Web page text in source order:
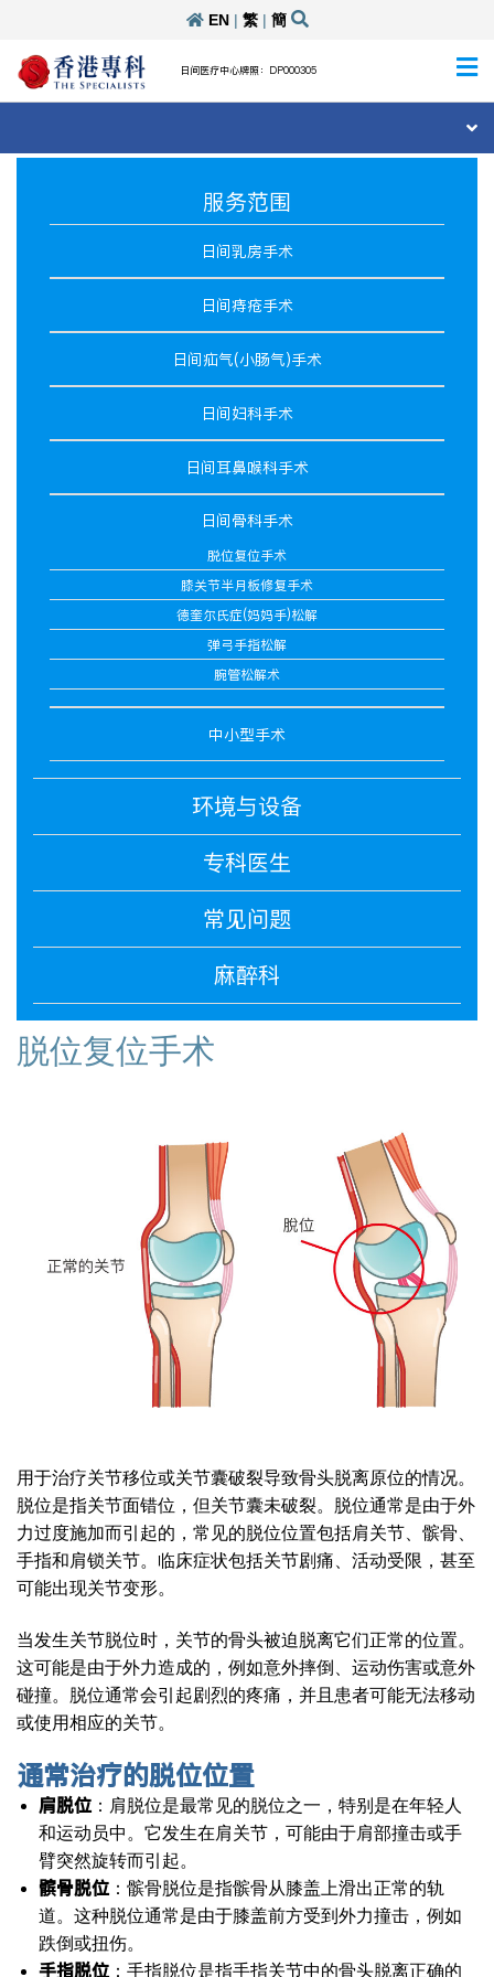
EN| 繁| 簡
日间医疗中心牌照：DP000305
服务范围
日间乳房手术
日间痔疮手术
日间疝气(小肠气)手术
日间妇科手术
日间耳鼻喉科手术
日间骨科手术
脱位复位手术
膝关节半月板修复手术
德奎尔氏症(妈妈手)松解
弹弓手指松解
腕管松解术
中小型手术
环境与设备
专科医生
常见问题
麻醉科
脱位复位手术
用于治疗关节移位或关节囊破裂导致骨头脱离原位的情况。
脱位是指关节面错位，但关节囊未破裂。脱位通常是由于外
力过度施加而引起的，常见的脱位位置包括肩关节、髌骨、
手指和肩锁关节。临床症状包括关节剧痛、活动受限，甚至
可能出现关节变形。
当发生关节脱位时，关节的骨头被迫脱离它们正常的位置。
这可能是由于外力造成的，例如意外摔倒、运动伤害或意外
碰撞。脱位通常会引起剧烈的疼痛，并且患者可能无法移动
或使用相应的关节。
通常治疗的脱位位置
肩脱位 ：肩脱位是最常见的脱位之一，特别是在年轻人
和运动员中。它发生在肩关节，可能由于肩部撞击或手
臂突然旋转而引起。
髌骨脱位 ：髌骨脱位是指髌骨从膝盖上滑出正常的轨
道。这种脱位通常是由于膝盖前方受到外力撞击，例如
跌倒或扭伤。
手指脱位 ：手指脱位是指手指关节中的骨头脱离正确的